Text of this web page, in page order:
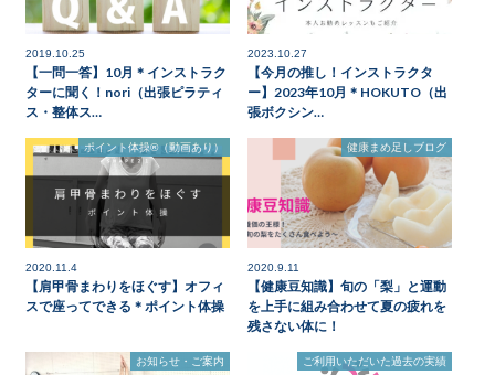
2019.10.25
【一問一答】10月＊インストラク
ターに聞く！nori（出張ピラティ
ス・整体ス…
2023.10.27
【今月の推し！インストラクタ
ー】2023年10月＊HOKUTO（出
張ボクシン…
ポイント体操®（動画あり）
2020.11.4
【肩甲骨まわりをほぐす】オフィ
スで座ってできる＊ポイント体操
健康まめ足しブログ
2020.9.11
【健康豆知識】旬の「梨」と運動
を上手に組み合わせて夏の疲れを
残さない体に！
お知らせ・ご案内 ご利用いただいた過去の実績